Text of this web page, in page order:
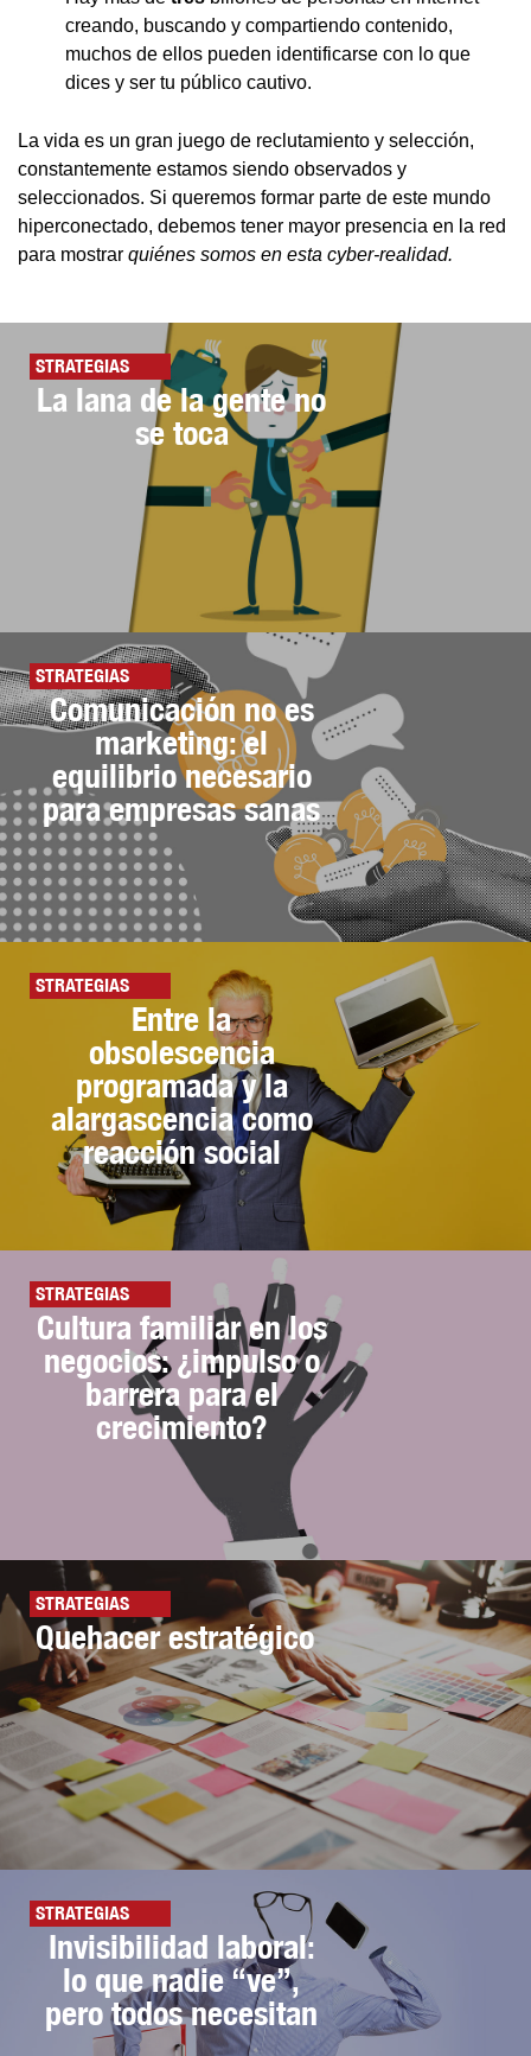
creando, buscando y compartiendo contenido,
muchos de ellos pueden identificarse con lo que
dices y ser tu público cautivo.
La vida es un gran juego de reclutamiento y selección,
constantemente estamos siendo observados y
seleccionados. Si queremos formar parte de este mundo
hiperconectado, debemos tener mayor presencia en la red
para mostrar quiénes somos en esta cyber-realidad.
STRATEGIAS
La lana de la gente no
se toca
STRATEGIAS
Comunicación no es
marketing: el
equilibrio necesario
para empresas sanas
STRATEGIAS
Entre la
obsolescencia
programada y la
alargascencia como
reacción social
STRATEGIAS
Cultura familiar en los
negocios: ¿impulso o
barrera para el
crecimiento?
STRATEGIAS
Quehacer estratégico
STRATEGIAS
Invisibilidad laboral:
lo que nadie “ve”,
pero todos necesitan